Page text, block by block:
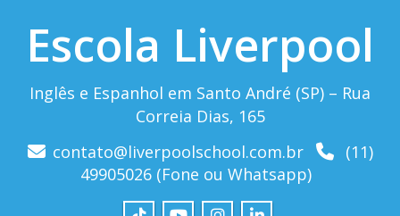
Escola Liverpool
Inglês e Espanhol em Santo André (SP) – Rua
Correia Dias, 165
contato@liverpoolschool.com.br
(11)
49905026 (Fone ou Whatsapp)